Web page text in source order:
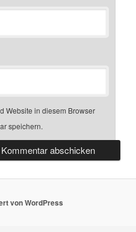
Website in diesem Browser
speichern.
von WordPress